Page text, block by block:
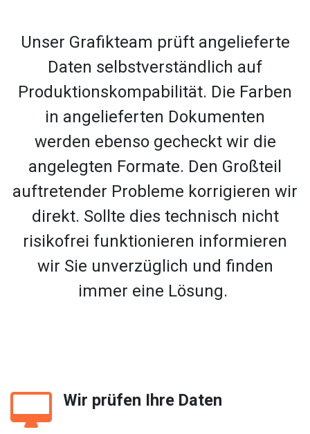
Unser Grafikteam prüft angelieferte
Daten selbstverständlich auf
Produktionskompabilität. Die Farben
in angelieferten Dokumenten
werden ebenso gecheckt wir die
angelegten Formate. Den Großteil
auftretender Probleme korrigieren wir
direkt. Sollte dies technisch nicht
risikofrei funktionieren informieren
wir Sie unverzüglich und finden
immer eine Lösung.
Wir prüfen Ihre Daten